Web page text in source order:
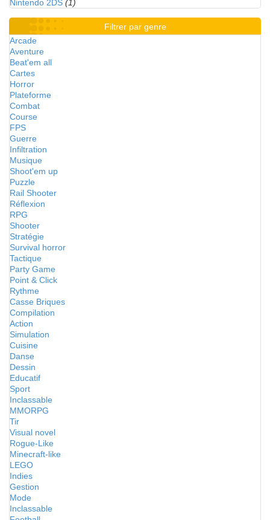
Nintendo 2DS (1)
Filtrer par genre
Arcade
Aventure
Beat'em all
Cartes
Horror
Plateforme
Combat
Course
FPS
Guerre
Infiltration
Musique
Shoot'em up
Puzzle
Rail Shooter
Réflexion
RPG
Shooter
Stratégie
Survival horror
Tactique
Party Game
Point & Click
Rythme
Casse Briques
Compilation
Action
Simulation
Cuisine
Danse
Dessin
Educatif
Sport
Inclassable
MMORPG
Tir
Visual novel
Rogue-Like
Minecraft-like
LEGO
Indies
Gestion
Mode
Inclassable